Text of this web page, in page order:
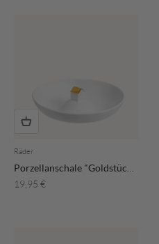
Räder
Angebot
19,95 €